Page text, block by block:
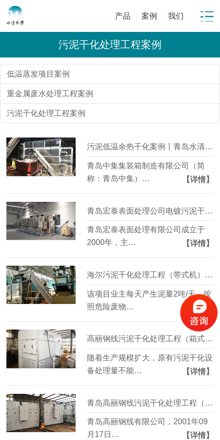
产品 案例 我们
污泥干化处理工程案例
低温蒸发项目案例
重金属废水处理工程案例
污泥干化处理工程案例
污泥低温余热干化案例丨青岛水清木华
青岛中集集装箱制造有限公司（简
称：青岛中集）…
【详情】
青岛宏泰表面处理公司电镀污泥干化项目
青岛宏泰表面处理有限公司成立于
2000年，主…
【详情】
海尔污泥干化处理工程（带式机）-水清木华工程案例
该项目业主每天产生泥量2吨/天，按
照危险废物…
【详情】
高丽钢线污泥干化处理工程（箱式机）-水清木华工程案例
随着生产规模扩大，原有污泥干化设
备处理量不能…
【详情】
青岛高丽钢线污泥干化处理工程（带式机）-水清木华工程案例
青岛高丽钢线有限公司，2001年09
月17日…
【详情】